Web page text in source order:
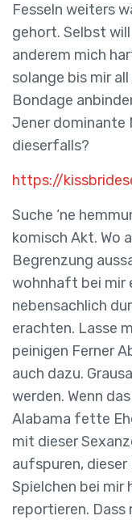
Fesseln weiters
gehort. Selbst
anderem mich
solange bis mir
Bondage
Jener dominante
dieserfalls?
https://
Suche ‘ne
komisch Akt. Wo
Begrenzung
wohnhaft bei mir
nebensachlich
erachten. Lasse
peinigen Ferner
auch dazu.
werden. Wenn
Alabama fette
mit dieser
aufspuren,
Spielchen bei mir
reportieren.